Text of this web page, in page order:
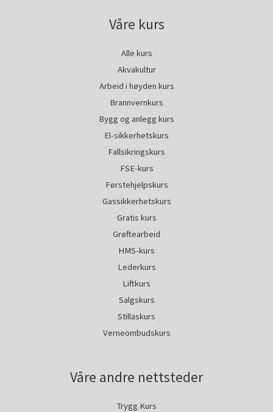
Våre kurs
Alle kurs
Akvakultur
Arbeid i høyden kurs
Brannvernkurs
Bygg og anlegg kurs
El-sikkerhetskurs
Fallsikringskurs
FSE-kurs
Førstehjelpskurs
Gassikkerhetskurs
Gratis kurs
Grøftearbeid
HMS-kurs
Lederkurs
Liftkurs
Salgskurs
Stillaskurs
Verneombudskurs
Våre andre nettsteder
Trygg Kurs